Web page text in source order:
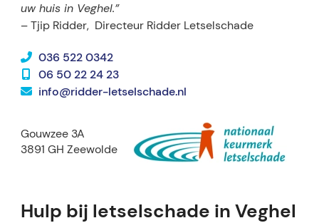
uw huis in Veghel.”
– Tjip Ridder, Directeur Ridder Letselschade
036 522 0342
06 50 22 24 23
info@ridder-letselschade.nl
Gouwzee 3A
3891 GH Zeewolde
Hulp bij letselschade in Veghel